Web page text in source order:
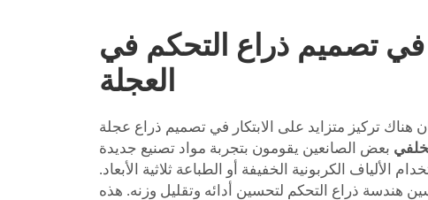
في تصميم ذراع التحكم في
العجلة
هناك تركيز متزايد على الابتكار في تصميم ذراع عجلة
بعض الصانعين يقومون بتجربة مواد تصنيع جديدة
الألياف الكربونية الخفيفة أو الطباعة ثلاثية الأبعاد.
هندسة ذراع التحكم لتحسين أدائه وتقليل وزنه. هذه